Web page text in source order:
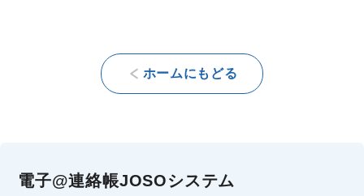
ホームにもどる
電子@連絡帳JOSOシステム